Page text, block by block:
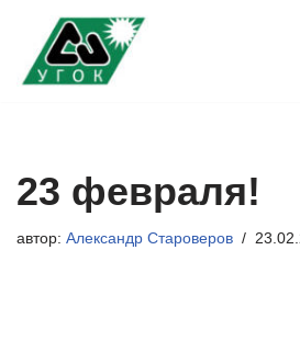
Перейти
к
23 февраля!
автор: Александр Староверов